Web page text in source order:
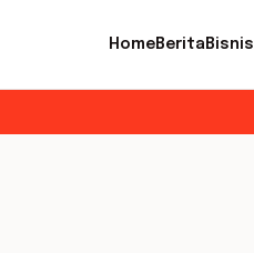
HomeBerita Bisnis